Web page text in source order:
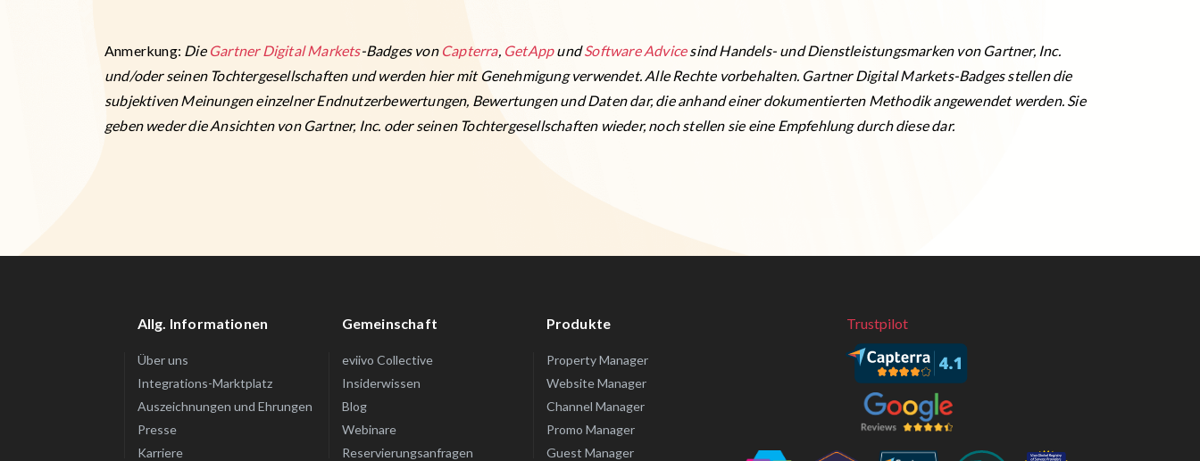
Anmerkung: Die Gartner Digital Markets-Badges von Capterra, GetAppundSoftware Advicesind Handels- und Dienstleistungsmarken von Gartner, Inc.
und/oder seinen Tochtergesellschaften und werden hier mit Genehmigung verwendet. Alle Rechte vorbehalten. Gartner Digital Markets-Badges stellen die
subjektiven Meinungen einzelner Endnutzerbewertungen, Bewertungen und Daten dar, die anhand einer dokumentierten Methodik angewendet werden. Sie
geben weder die Ansichten von Gartner, Inc. oder seinen Tochtergesellschaften wieder, noch stellen sie eine Empfehlung durch diese dar.
Allg. Informationen
Über uns
Integrations-Marktplatz
Auszeichnungen und Ehrungen
Presse
Karriere
Gemeinschaft
eviivo Collective
Insiderwissen
Blog
Webinare
Reservierungsanfragen
Produkte
Property Manager
Website Manager
Channel Manager
Promo Manager
Guest Manager
Trustpilot